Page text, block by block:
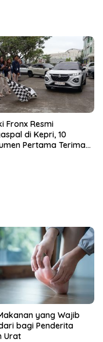
Fronx Resmi
di Kepri, 10
Pertama Terima
yang Wajib
bagi Penderita
Urat